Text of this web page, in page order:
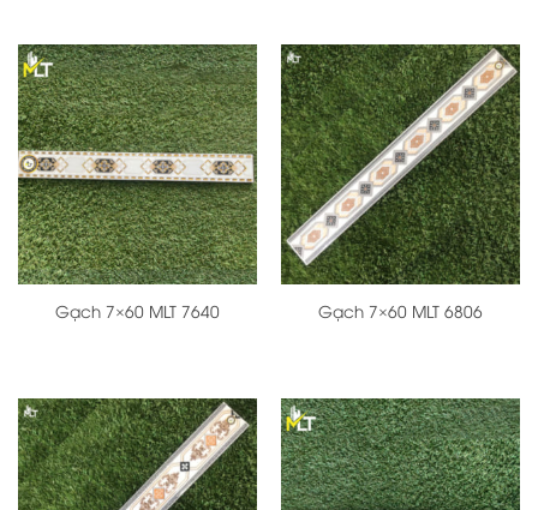
Gạch 7×60 MLT 7640 Gạch 7×60 MLT 6806